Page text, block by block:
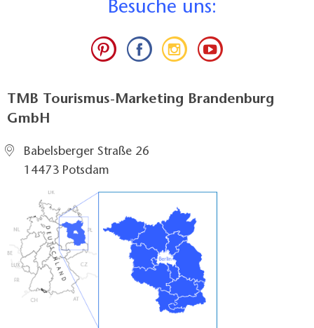
Besuche uns:
TMB Tourismus-Marketing Brandenburg
GmbH
Babelsberger Straße 26
14473 Potsdam